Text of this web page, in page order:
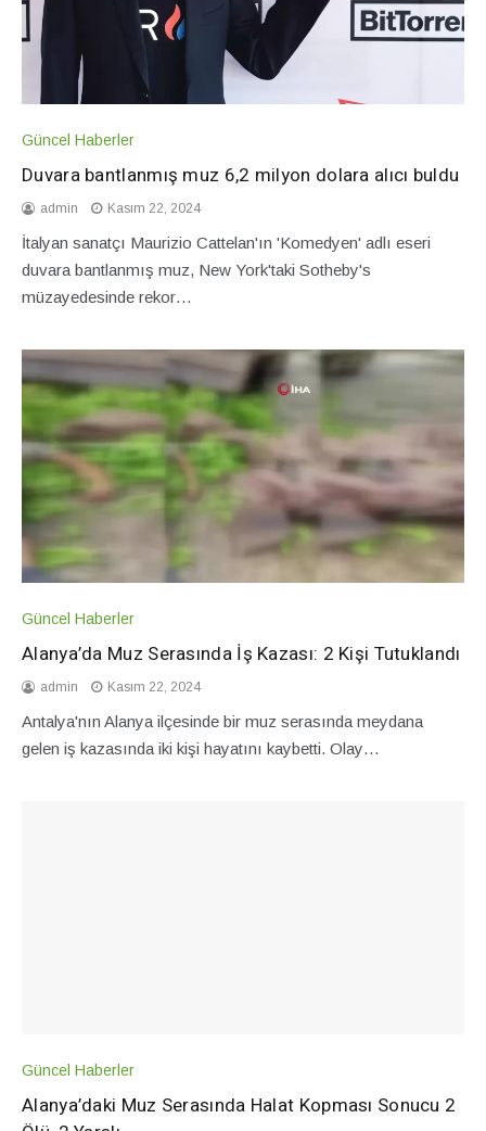
Güncel Haberler
Duvara bantlanmış muz 6,2 milyon dolara alıcı buldu
admin Kasım 22, 2024
İtalyan sanatçı Maurizio Cattelan'ın 'Komedyen' adlı eseri
duvara bantlanmış muz, New York'taki Sotheby's
müzayedesinde rekor…
Güncel Haberler
Alanya’da Muz Serasında İş Kazası: 2 Kişi Tutuklandı
admin Kasım 22, 2024
Antalya'nın Alanya ilçesinde bir muz serasında meydana
gelen iş kazasında iki kişi hayatını kaybetti. Olay…
Güncel Haberler
Alanya’daki Muz Serasında Halat Kopması Sonucu 2